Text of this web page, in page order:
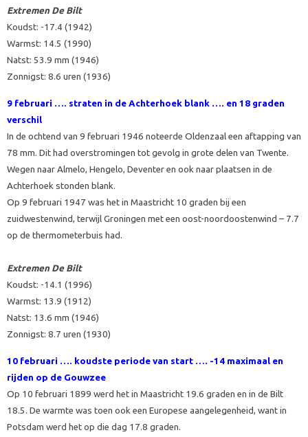
Extremen De Bilt
Koudst: -17.4 (1942)
Warmst: 14.5 (1990)
Natst: 53.9 mm (1946)
Zonnigst: 8.6 uren (1936)
9 februari …. straten in de Achterhoek blank …. en 18 graden
verschil
In de ochtend van 9 februari 1946 noteerde Oldenzaal een aftapping van
78 mm. Dit had overstromingen tot gevolg in grote delen van Twente.
Wegen naar Almelo, Hengelo, Deventer en ook naar plaatsen in de
Achterhoek stonden blank.
Op 9 februari 1947 was het in Maastricht 10 graden bij een
zuidwestenwind, terwijl Groningen met een oost-noordoostenwind – 7.7
op de thermometerbuis had.
Extremen De Bilt
Koudst: -14.1 (1996)
Warmst: 13.9 (1912)
Natst: 13.6 mm (1946)
Zonnigst: 8.7 uren (1930)
10 februari …. koudste periode van start …. -14 maximaal en
rijden op de Gouwzee
Op 10 februari 1899 werd het in Maastricht 19.6 graden en in de Bilt
18.5. De warmte was toen ook een Europese aangelegenheid, want in
Potsdam werd het op die dag 17.8 graden.